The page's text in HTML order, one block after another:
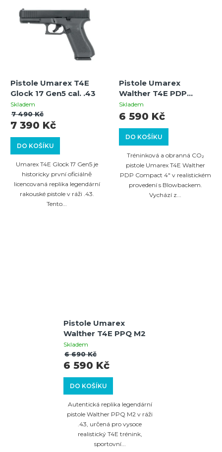
Pistole Umarex T4E
Glock 17 Gen5 cal. .43
Skladem
DO KOŠÍKU
7 390 Kč
7 490 Kč
Umarex T4E Glock 17 Gen5 je
historicky první oficiálně
licencovaná replika legendární
rakouské pistole v ráži .43.
Tento...
Pistole Umarex
Walther T4E PDP
Compact 4" | CO₂ |
Blowback | Cal.43 | 8
Skladem
DO KOŠÍKU
6 590 Kč
Tréninková a obranná CO₂
pistole Umarex T4E Walther
PDP Compact 4" v realistickém
provedení s Blowbackem.
Vychází z...
Pistole Umarex
Walther T4E PPQ M2
Skladem
DO KOŠÍKU
6 590 Kč
6 690 Kč
Autentická replika legendární
pistole Walther PPQ M2 v ráži
.43, určená pro vysoce
realistický T4E trénink,
sportovní...